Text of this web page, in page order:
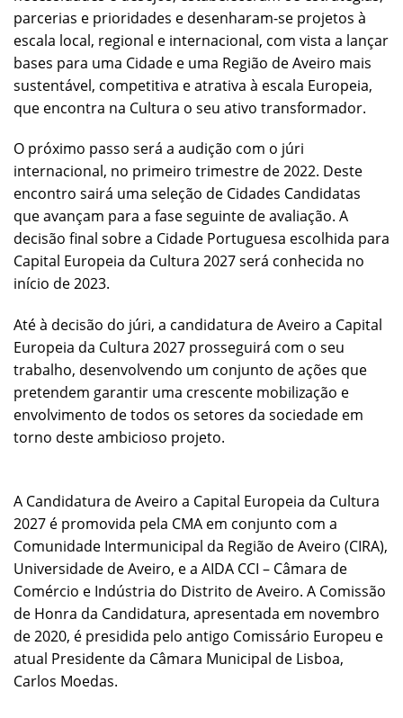
parcerias e prioridades e desenharam-se projetos à
escala local, regional e internacional, com vista a lançar
bases para uma Cidade e uma Região de Aveiro mais
sustentável, competitiva e atrativa à escala Europeia,
que encontra na Cultura o seu ativo transformador.
O próximo passo será a audição com o júri
internacional, no primeiro trimestre de 2022. Deste
encontro sairá uma seleção de Cidades Candidatas
que avançam para a fase seguinte de avaliação. A
decisão final sobre a Cidade Portuguesa escolhida para
Capital Europeia da Cultura 2027 será conhecida no
início de 2023.
Até à decisão do júri, a candidatura de Aveiro a Capital
Europeia da Cultura 2027 prosseguirá com o seu
trabalho, desenvolvendo um conjunto de ações que
pretendem garantir uma crescente mobilização e
envolvimento de todos os setores da sociedade em
torno deste ambicioso projeto.
A Candidatura de Aveiro a Capital Europeia da Cultura
2027 é promovida pela CMA em conjunto com a
Comunidade Intermunicipal da Região de Aveiro (CIRA),
Universidade de Aveiro, e a AIDA CCI – Câmara de
Comércio e Indústria do Distrito de Aveiro. A Comissão
de Honra da Candidatura, apresentada em novembro
de 2020, é presidida pelo antigo Comissário Europeu e
atual Presidente da Câmara Municipal de Lisboa,
Carlos Moedas.